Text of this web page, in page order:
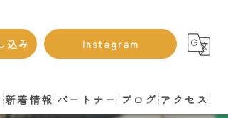
込み Instagram
新着情報 パートナー ブログ アクセス